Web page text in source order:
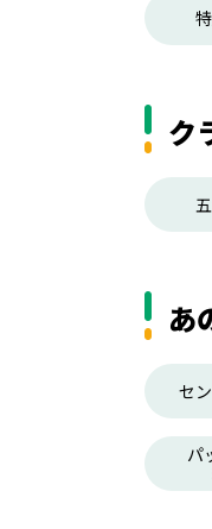
ク
あ
セ
パ